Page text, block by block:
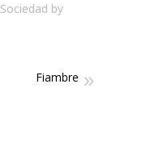
Sociedad by
Fiambre